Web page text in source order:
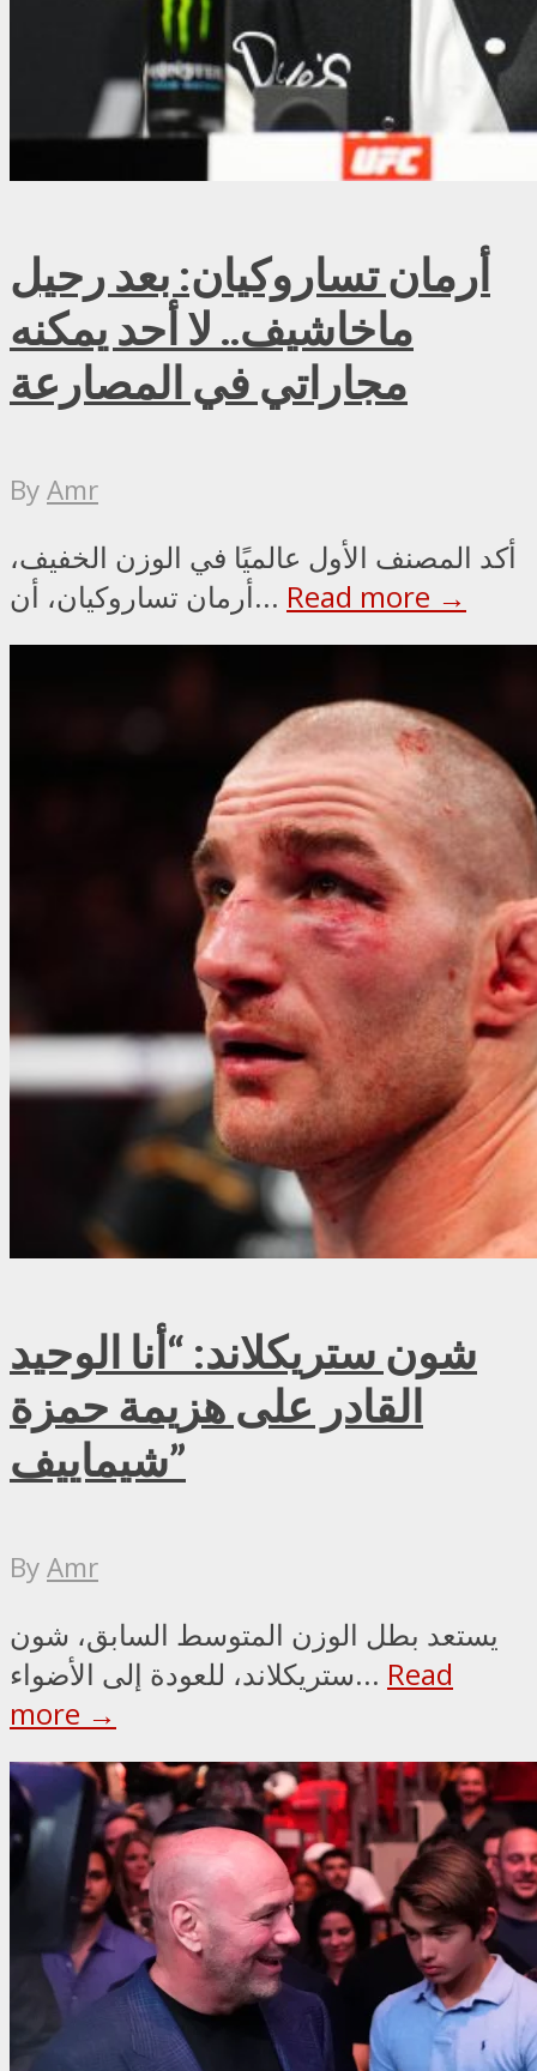
أرمان تساروكيان: بعد رحيل
ماخاشيف.. لا أحد يمكنه
مجاراتي في المصارعة
ByAmr
أكد المصنف الأول عالميًا في الوزن الخفيف،
أرمان تساروكيان، أن... Read more →
شون ستريكلاند: “أنا الوحيد
القادر على هزيمة حمزة
شيماييف”
ByAmr
يستعد بطل الوزن المتوسط السابق، شون
ستريكلاند، للعودة إلى الأضواء... Read
more →